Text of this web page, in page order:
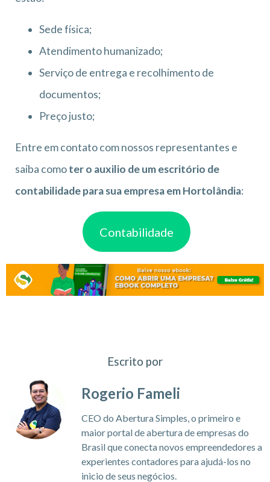
Sede física;
Atendimento humanizado;
Serviço de entrega e recolhimento de
documentos;
Preço justo;
Entre em contato com nossos representantes e
saiba comoter o auxilio de um escritório de
contabilidade para sua empresa em Hortolândia:
Contabilidade
Escrito por
Rogerio Fameli
CEO do Abertura Simples, o primeiro e
maior portal de abertura de empresas do
Brasil que conecta novos empreendedores a
experientes contadores para ajudá-los no
inicio de seus negócios.